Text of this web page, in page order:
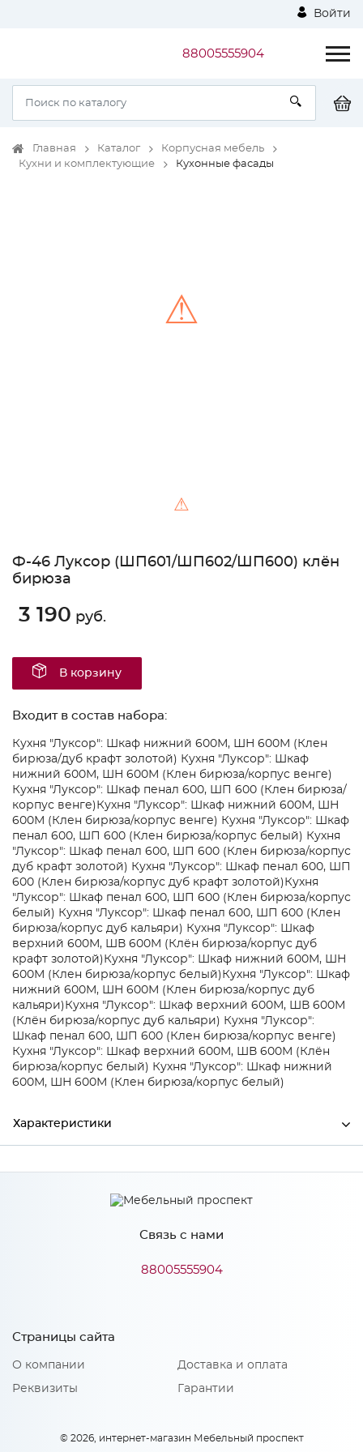
Войти
88005555904
Главная Каталог
Корпусная мебель
Кухни и комплектующие
Кухонные фасады
⚠
⚠
Ф-46 Луксор (ШП601/ШП602/ШП600) клён
бирюза
3 190 руб.
В корзину
Входит в состав набора:
Кухня "Луксор": Шкаф нижний 600М, ШН 600М (Клен
бирюза/дуб крафт золотой) Кухня "Луксор": Шкаф
нижний 600М, ШН 600М (Клен бирюза/корпус венге)
Кухня "Луксор": Шкаф пенал 600, ШП 600 (Клен бирюза/
корпус венге) Кухня "Луксор": Шкаф нижний 600М, ШН
600М (Клен бирюза/корпус венге) Кухня "Луксор": Шкаф
пенал 600, ШП 600 (Клен бирюза/корпус белый) Кухня
"Луксор": Шкаф пенал 600, ШП 600 (Клен бирюза/корпус
дуб крафт золотой) Кухня "Луксор": Шкаф пенал 600, ШП
600 (Клен бирюза/корпус дуб крафт золотой) Кухня
"Луксор": Шкаф пенал 600, ШП 600 (Клен бирюза/корпус
белый) Кухня "Луксор": Шкаф пенал 600, ШП 600 (Клен
бирюза/корпус дуб кальяри) Кухня "Луксор": Шкаф
верхний 600М, ШВ 600М (Клён бирюза/корпус дуб
крафт золотой) Кухня "Луксор": Шкаф нижний 600М, ШН
600М (Клен бирюза/корпус белый) Кухня "Луксор": Шкаф
нижний 600М, ШН 600М (Клен бирюза/корпус дуб
кальяри) Кухня "Луксор": Шкаф верхний 600М, ШВ 600М
(Клён бирюза/корпус дуб кальяри) Кухня "Луксор":
Шкаф пенал 600, ШП 600 (Клен бирюза/корпус венге)
Кухня "Луксор": Шкаф верхний 600М, ШВ 600М (Клён
бирюза/корпус белый) Кухня "Луксор": Шкаф нижний
600М, ШН 600М (Клен бирюза/корпус белый)
Характеристики
Ширина 596
712
16
Mebiрlex
Особенности
Материал 2: МДФ
Количество упаковок: 1
Связь с нами
88005555904
Страницы сайта
О компании
Реквизиты
Доставка и оплата
Гарантии
© 2026, интернет-магазин Мебельный проспект